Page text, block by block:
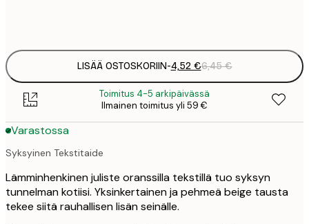
LISÄÄ OSTOSKORIIN-4,52 €6,45 €
Toimitus 4-5 arkipäivässä
Ilmainen toimitus yli 59 €
Varastossa
Syksyinen Tekstitaide
Lämminhenkinen juliste oranssilla tekstillä tuo syksyn
tunnelman kotiisi. Yksinkertainen ja pehmeä beige tausta
tekee siitä rauhallisen lisän seinälle.